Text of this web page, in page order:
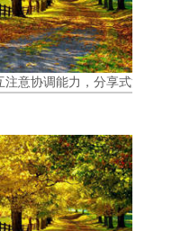
注意协调能力，分享式注意力